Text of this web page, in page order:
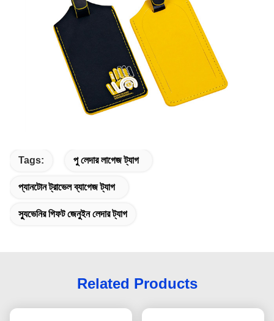
Tags: পু লেদার লাগেজ ট্যাগ
প্যানটোন ট্রাভেল ব্যাগেজ ট্যাগ
স্যুভেনির গিফট জেনুইন লেদার ট্যাগ
Related Products